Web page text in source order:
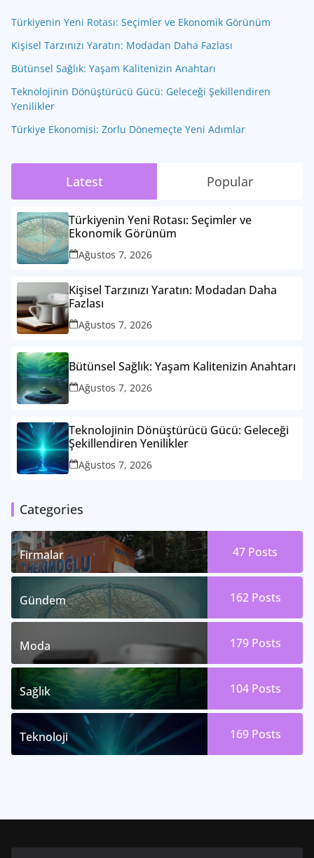
Türkiyenin Yeni Rotası: Seçimler ve Ekonomik Görünüm
Kişisel Tarzınızı Yaratın: Modadan Daha Fazlası
Bütünsel Sağlık: Yaşam Kalitenizin Anahtarı
Teknolojinin Dönüştürücü Gücü: Geleceği Şekillendiren
Yenilikler
Türkiye Ekonomisi: Zorlu Dönemeçte Yeni Adımlar
Latest Popular
Türkiyenin Yeni Rotası: Seçimler ve
Ekonomik Görünüm
Ağustos 7, 2026
Kişisel Tarzınızı Yaratın: Modadan Daha
Fazlası
Ağustos 7, 2026
Bütünsel Sağlık: Yaşam Kalitenizin Anahtarı
Ağustos 7, 2026
Teknolojinin Dönüştürücü Gücü: Geleceği
Şekillendiren Yenilikler
Ağustos 7, 2026
Categories
Firmalar 47 Posts
Gündem 162 Posts
Moda 179 Posts
Sağlık 104 Posts
Teknoloji 169 Posts